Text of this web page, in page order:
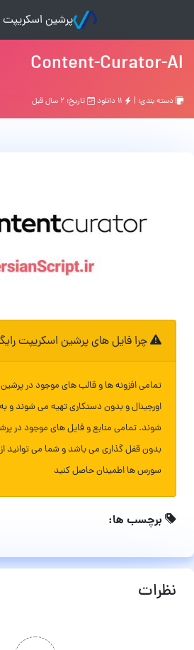
پرشین اسکریپت
Content-Curator-AI
دسته بندی: | تاریخ: ۲ سال قبل
چرا فایل های پرشین اسکریپت
تمامی افزونه ها و قالب های موجود در
اورجینال و بدون دستکاری تهیه می شوند و
شوند. تمامی منابع و فایل های موجود در
بدون قفل گذاری می باشد و شما می توانید
سورس ها اطمینان حاصل کنید
برچسب ها:
نظرات